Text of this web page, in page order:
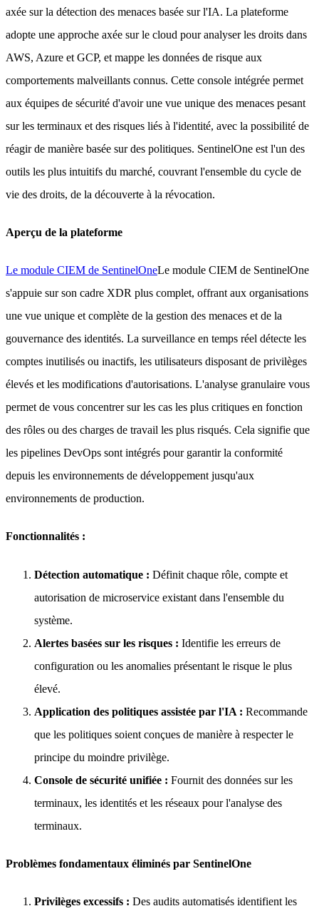
axée sur la détection des menaces basée sur l'IA. La plateforme
adopte une approche axée sur le cloud pour analyser les droits dans
AWS, Azure et GCP, et mappe les données de risque aux
comportements malveillants connus. Cette console intégrée permet
aux équipes de sécurité d'avoir une vue unique des menaces pesant
sur les terminaux et des risques liés à l'identité, avec la possibilité de
réagir de manière basée sur des politiques. SentinelOne est l'un des
outils les plus intuitifs du marché, couvrant l'ensemble du cycle de
vie des droits, de la découverte à la révocation.
Aperçu de la plateforme
Le module CIEM de SentinelOneLe module CIEM de SentinelOne
s'appuie sur son cadre XDR plus complet, offrant aux organisations
une vue unique et complète de la gestion des menaces et de la
gouvernance des identités. La surveillance en temps réel détecte les
comptes inutilisés ou inactifs, les utilisateurs disposant de privilèges
élevés et les modifications d'autorisations. L'analyse granulaire vous
permet de vous concentrer sur les cas les plus critiques en fonction
des rôles ou des charges de travail les plus risqués. Cela signifie que
les pipelines DevOps sont intégrés pour garantir la conformité
depuis les environnements de développement jusqu'aux
environnements de production.
Fonctionnalités :
Détection automatique : Définit chaque rôle, compte et
autorisation de microservice existant dans l'ensemble du
système.
Alertes basées sur les risques : Identifie les erreurs de
configuration ou les anomalies présentant le risque le plus
élevé.
Application des politiques assistée par l'IA : Recommande
que les politiques soient conçues de manière à respecter le
principe du moindre privilège.
Console de sécurité unifiée : Fournit des données sur les
terminaux, les identités et les réseaux pour l'analyse des
terminaux.
Problèmes fondamentaux éliminés par SentinelOne
Privilèges excessifs : Des audits automatisés identifient les